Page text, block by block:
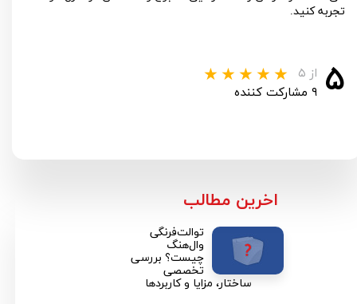
​اخرین مطالب
توالت‌فرنگی
وال‌هنگ
چیست؟ بررسی
تخصصی
ساختار، مزایا و کاربردها
تجربه کنید.
۵ از ۵
۹ مشارکت کننده